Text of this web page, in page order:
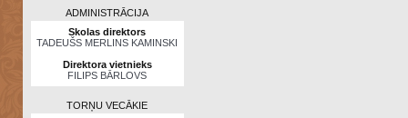
ADMINISTRĀCIJA
Skolas direktors
TADEUŠS MERLINS KAMINSKI
Direktora vietnieks
FILIPS BĀRLOVS
TORŅU VECĀKIE